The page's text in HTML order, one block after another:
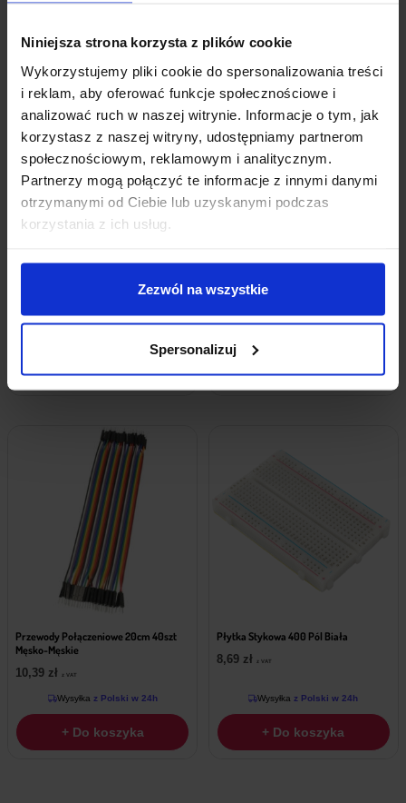
Niniejsza strona korzysta z plików cookie
Wykorzystujemy pliki cookie do spersonalizowania treści
i reklam, aby oferować funkcje społecznościowe i
analizować ruch w naszej witrynie. Informacje o tym, jak
korzystasz z naszej witryny, udostępniamy partnerom
społecznościowym, reklamowym i analitycznym.
Partnerzy mogą połączyć te informacje z innymi danymi
otrzymanymi od Ciebie lub uzyskanymi podczas
korzystania z ich usług.
Zezwól na wszystkie
Spersonalizuj
Żeńsko-Żeńskie
Przewody Połączeniowe 20cm 40szt
Męsko-Męskie
10,39 zł z VAT
Wysyłka z Polski w 24h
+ Do koszyka
Płytka Stykowa 400 Pól Biała
8,69 zł z VAT
Wysyłka z Polski w 24h
+ Do koszyka